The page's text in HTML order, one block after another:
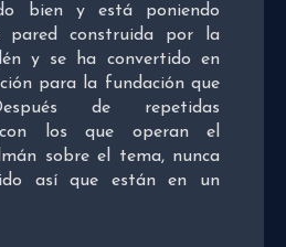
bien y está poniendo
pared construida por la
y se ha convertido en
para la fundación que
de repetidas
con los que operan el
sobre el tema, nunca
así que están en un